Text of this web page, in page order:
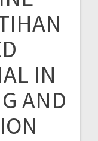
IN
AND